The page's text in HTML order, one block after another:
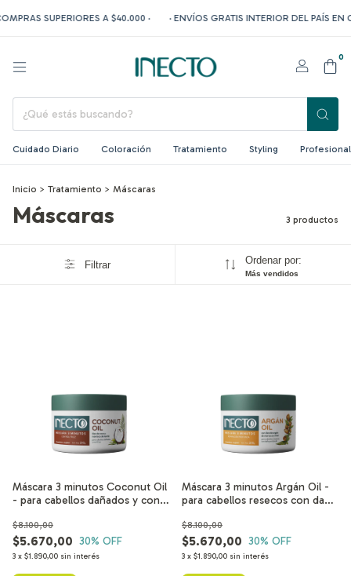
SUPERIORES A $40.000 · · ENVÍOS GRATIS INTERIOR DEL PAÍS EN
0
Cuidado Diario Coloración Tratamiento Styling Profesional
Inicio > Tratamiento > Máscaras
Máscaras 3 productos
Filtrar Ordenar por:
Más vendidos
Máscara 3 minutos Coconut Oil
- para cabellos dañados y con
$5.670,00
$8.100,00
30% OFF
3 x $1.890,00 sin interés
Máscara 3 minutos Argán Oil -
para cabellos resecos con daño
$5.670,00
$8.100,00
30% OFF
3 x $1.890,00 sin interés